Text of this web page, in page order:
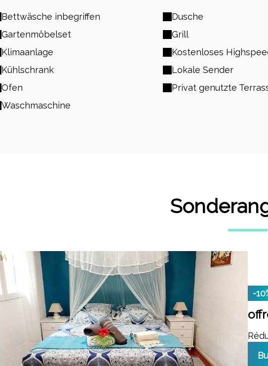
Bettwäsche inbegriffen Dusche
Gartenmöbelset
Grill
Klimaanlage
Kostenloses
Kühlschrank
Lokale Sender
Ofen
Privat genutzte
Waschmaschine
-